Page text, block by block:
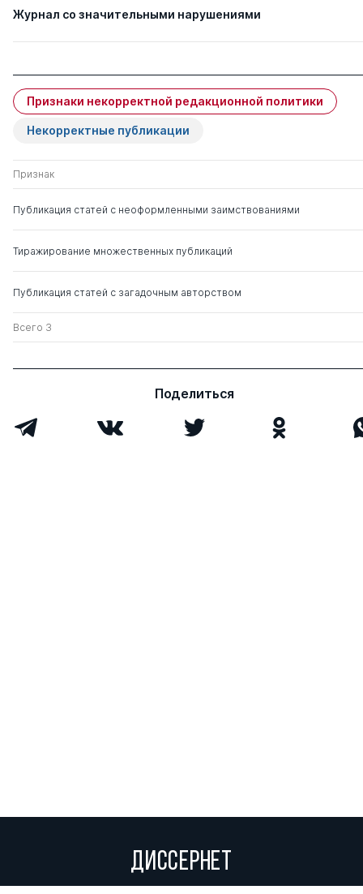
Журнал со значительными нарушениями
Признаки некорректной редакционной политики
Некорректные публикации
Признак
Публикация статей с неоформленными заимствованиями
Тиражирование множественных публикаций
Публикация статей с загадочным авторством
Всего 3
Поделиться
ДИССЕРНЕТ